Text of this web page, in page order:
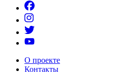
О проекте
Контакты